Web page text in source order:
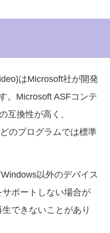
はMicrosoft社が開発
。Microsoft ASFコンテ
互換性が高く、
のプログラムでは標準
以外のデバイス
ポートしない場合が
できないことがあり